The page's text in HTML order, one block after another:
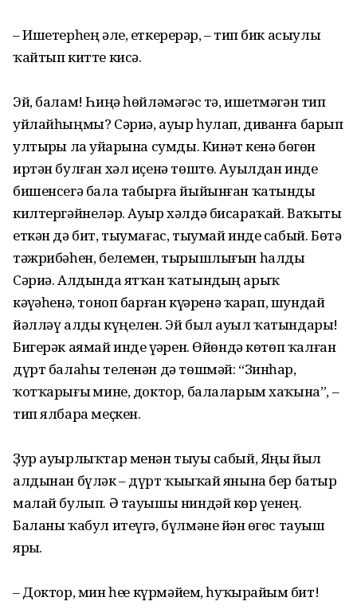
– Ишетерһең әле, еткерерҙәр, – тип бик асыулы
ҡайтып китте кисә.
Эй, балам! Һиңә һөйләмәгәс тә, ишетмәгән тип
уйлайһыңмы? Сәриә, ауыр һулап, диванға барып
ултырҙы ла уйҙарына сумды. Кинәт кенә бөгөн
иртән булған хәл иҫенә төштө. Ауылдан инде
бишенсегә бала табырға йыйынған ҡатынды
килтергәйнеләр. Ауыр хәлдә биса­ра­ҡай. Ваҡыты
еткән дә бит, тыу­ма­ғас, тыумай инде сабый. Бөтә
тәжрибәһен, белемен, тырыш­лы­ғын һалды
Сәриә. Алдында ятҡан ҡатындың арыҡ
кәүҙәһенә, тоноп барған күҙҙәренә ҡарап, шундай
йәлләү алды күңелен. Эй был ауыл ҡатындары!
Бигерәк аямай инде үҙҙәрен. Өйөндә көтөп ҡалған
дүрт балаһы теленән дә төшмәй: “Зин­һар,
ҡотҡарығыҙ мине, доктор, балаларым хаҡына”, –
тип ялбара меҫкен.
Ҙур ауырлыҡтар менән тыуҙы сабый, Яңы йыл
алдынан бүләк – дүрт ҡыҙыҡай янына бер батыр
малай булып. Ә тауышы ниндәй көр үҙенең.
Баланы ҡабул итеүгә, бүлмәне йән өҙгөс тауыш
ярҙы.
– Доктор, мин һеҙҙе күрмәйем, һуҡырайҙым бит!